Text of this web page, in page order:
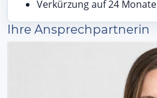
Verkürzung auf 24 Monate
Ihre Ansprechpartnerin